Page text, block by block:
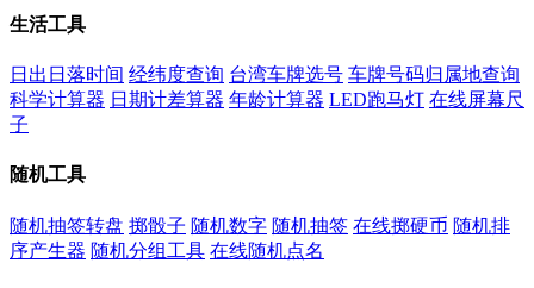
生活工具
日出日落时间 经纬度查询 台湾车牌选号 车牌号码归属地查询
科学计算器 日期计差算器 年龄计算器 LED跑马灯 在线屏幕尺
子
随机工具
随机抽签转盘 掷骰子 随机数字 随机抽签 在线掷硬币 随机排
序产生器 随机分组工具 在线随机点名